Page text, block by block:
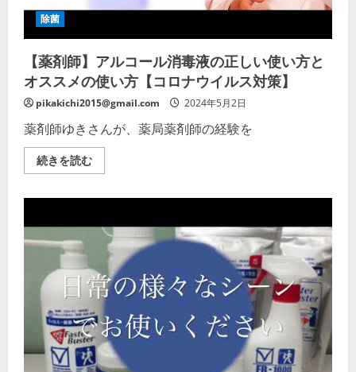
ご
く
さ
い
除菌
【薬剤師】アルコール消毒液の正しい使い方と
オススメの使い方【コロナウイルス対策】
pikakichi2015@gmail.com 2024年5月2日
薬剤師ゆきさんが、薬局薬剤師の経験を
続きを読む【薬
剤
ー
液
の
正
し
い
使
い
方
と